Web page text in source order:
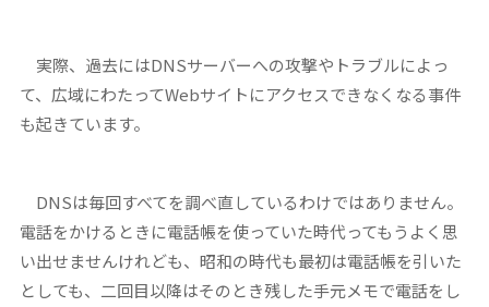
実際、過去にはDNSサーバーへの攻撃やトラブルによっ
て、広域にわたってWebサイトにアクセスできなくなる事件
も起きています。
DNSは毎回すべてを調べ直しているわけではありません。
電話をかけるときに電話帳を使っていた時代ってもうよく思
い出せませんけれども、昭和の時代も最初は電話帳を引いた
としても、二回目以降はそのとき残した手元メモで電話をし